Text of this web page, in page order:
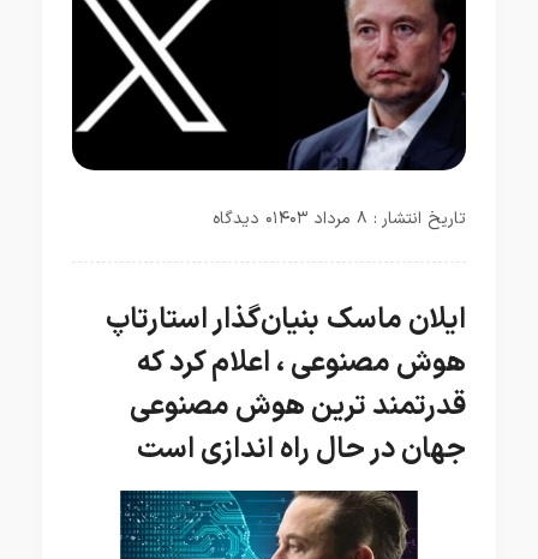
تاریخ انتشار : ۸ مرداد ۱۴۰۳ ۰ دیدگاه
ایلان ماسک بنیان‌گذار استارتاپ
هوش مصنوعی ، اعلام کرد که
قدرتمند ترین هوش مصنوعی
جهان در حال راه اندازی است